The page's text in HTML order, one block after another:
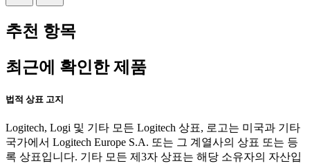
추천 항목
최근에 확인한 제품
법적 상표 고지
Logitech, Logi 및 기타 모든 Logitech 상표, 로고는 미국과 기타
국가에서 Logitech Europe S.A. 또는 그 계열사의 상표 또는 등
록 상표입니다. 기타 모든 제3자 상표는 해당 소유자의 자산입